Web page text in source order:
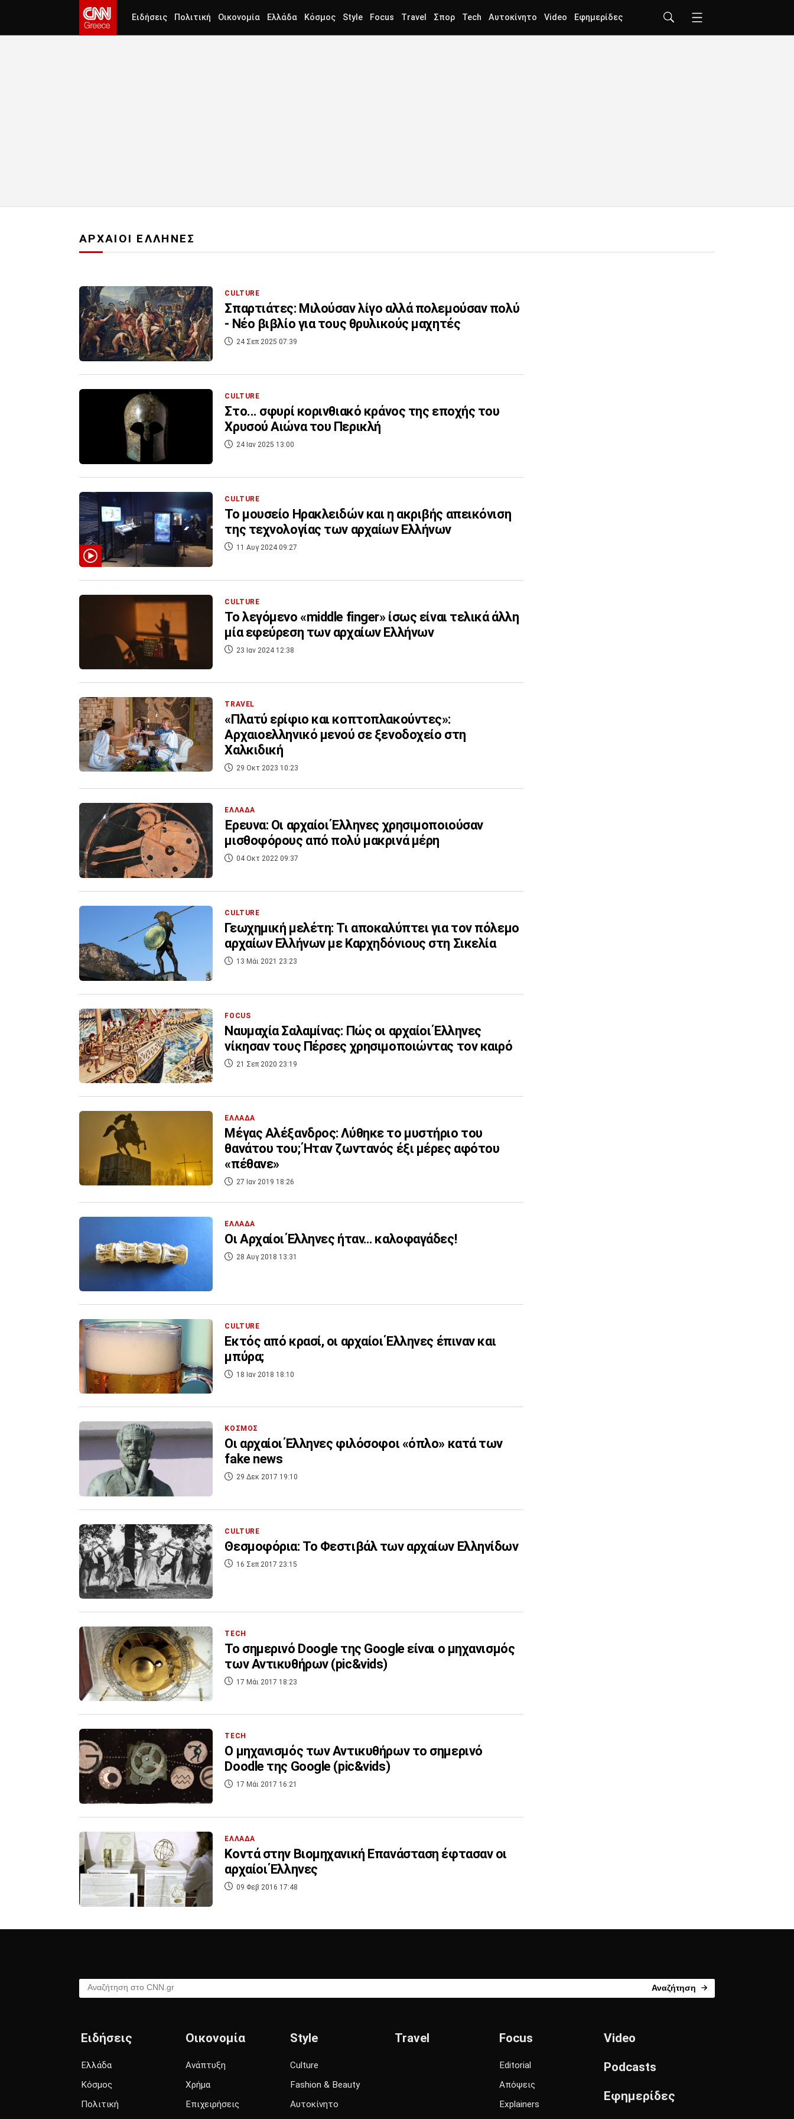
Ειδήσεις Πολιτική Οικονομία Ελλάδα Κόσμος Style Focus Travel Σπορ Tech Αυτοκίνητο Video Εφημερίδες
ΑΡΧΑΙΟΙ ΕΛΛΗΝΕΣ
CULTURE
Σπαρτιάτες: Μιλούσαν λίγο αλλά πολεμούσαν πολύ
- Νέο βιβλίο για τους θρυλικούς μαχητές
24 Σεπ 2025 07:39
CULTURE
Στο... σφυρί κορινθιακό κράνος της εποχής του
Χρυσού Αιώνα του Περικλή
24 Ιαν 2025 13:00
CULTURE
To μουσείο Ηρακλειδών και η ακριβής απεικόνιση
της τεχνολογίας των αρχαίων Ελλήνων
11 Αυγ 2024 09:27
CULTURE
To λεγόμενο «middle finger» ίσως είναι τελικά άλλη
μία εφεύρεση των αρχαίων Ελλήνων
23 Ιαν 2024 12:38
TRAVEL
«Πλατύ ερίφιο και κοπτοπλακούντες»:
Αρχαιοελληνικό μενού σε ξενοδοχείο στη
Χαλκιδική
29 Οκτ 2023 10:23
ΕΛΛΑΔΑ
Έρευνα: Οι αρχαίοι Έλληνες χρησιμοποιούσαν
μισθοφόρους από πολύ μακρινά μέρη
04 Οκτ 2022 09:37
CULTURE
Γεωχημική μελέτη: Τι αποκαλύπτει για τον πόλεμο
αρχαίων Ελλήνων με Καρχηδόνιους στη Σικελία
13 Μάι 2021 23:23
FOCUS
Ναυμαχία Σαλαμίνας: Πώς οι αρχαίοι Έλληνες
νίκησαν τους Πέρσες χρησιμοποιώντας τον καιρό
21 Σεπ 2020 23:19
ΕΛΛΑΔΑ
Μέγας Αλέξανδρος: Λύθηκε το μυστήριο του
θανάτου του; Ήταν ζωντανός έξι μέρες αφότου
«πέθανε»
27 Ιαν 2019 18:26
ΕΛΛΑΔΑ
Οι Αρχαίοι Έλληνες ήταν… καλοφαγάδες!
28 Αυγ 2018 13:31
CULTURE
Εκτός από κρασί, οι αρχαίοι Έλληνες έπιναν και
μπύρα;
18 Ιαν 2018 18:10
ΚΟΣΜΟΣ
Οι αρχαίοι Έλληνες φιλόσοφοι «όπλο» κατά των
fake news
29 Δεκ 2017 19:10
CULTURE
Θεσμοφόρια: To Φεστιβάλ των αρχαίων Ελληνίδων
16 Σεπ 2017 23:15
TECH
To σημερινό Doogle της Google είναι ο μηχανισμός
των Αντικυθήρων (pic&vids)
17 Μάι 2017 18:23
TECH
Ο μηχανισμός των Αντικυθήρων το σημερινό
Doodle της Google (pic&vids)
17 Μάι 2017 16:21
ΕΛΛΑΔΑ
Κοντά στην Βιομηχανική Επανάσταση έφτασαν οι
αρχαίοι Έλληνες
09 Φεβ 2016 17:48
Αναζήτηση στο CNN.gr Αναζήτηση
Ειδήσεις
Ελλάδα
Κόσμος
Πολιτική
Οικονομία
Ανάπτυξη
Χρήμα
Επιχειρήσεις
Style
Culture
Fashion & Beauty
Αυτοκίνητο
Travel Focus
Editorial
Απόψεις
Explainers
Video
Podcasts
Εφημερίδες